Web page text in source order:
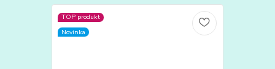
TOP produkt
Novinka